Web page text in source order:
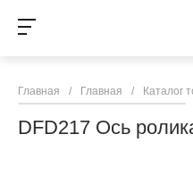
Главная / Главная / Каталог
DFD217 Ось